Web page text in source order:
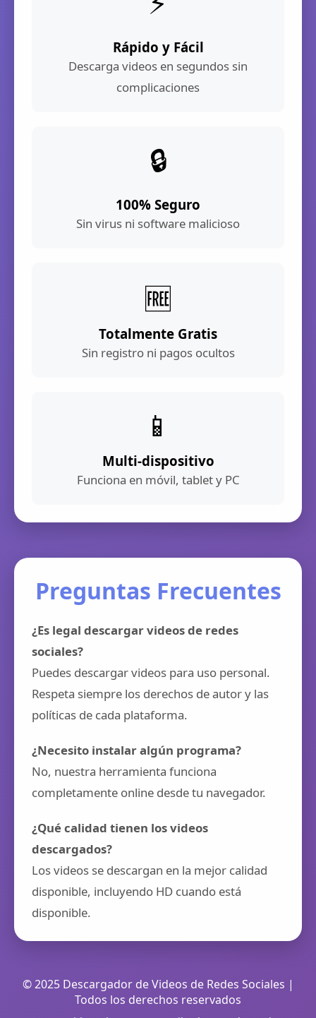
Rápido y Fácil
Descarga videos en segundos sin
complicaciones
🔒
100% Seguro
Sin virus ni software malicioso
🆓
Totalmente Gratis
Sin registro ni pagos ocultos
📱
Multi-dispositivo
Funciona en móvil, tablet y PC
Preguntas Frecuentes
¿Es legal descargar videos de redes
sociales?
Puedes descargar videos para uso personal.
Respeta siempre los derechos de autor y las
políticas de cada plataforma.
¿Necesito instalar algún programa?
No, nuestra herramienta funciona
completamente online desde tu navegador.
¿Qué calidad tienen los videos
descargados?
Los videos se descargan en la mejor calidad
disponible, incluyendo HD cuando está
disponible.
© 2025 Descargador de Videos de Redes Sociales |
Todos los derechos reservados